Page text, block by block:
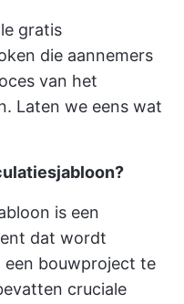
gratis
die aannemers
van het
Laten we eens wat
is een
dat wordt
een bouwproject te
cruciale